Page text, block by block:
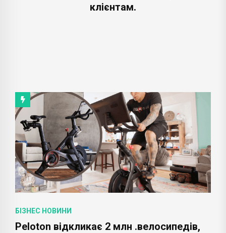
клієнтам.
БІЗНЕС НОВИНИ
Peloton відкликає 2 млн .велосипедів,